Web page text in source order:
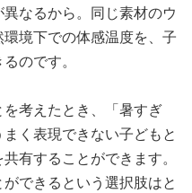
なるから。同じ素材のウ
境下での体感温度を、子
のです。
考えたとき、「暑すぎ
く表現できない子どもと
有することができます。
できるという選択肢はと